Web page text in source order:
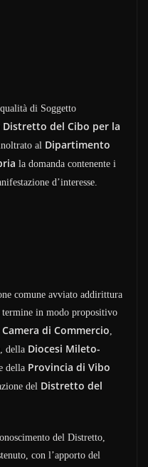
di Soggetto
Distretto del Cibo per la
al Dipartimento
la domanda contenente i
d’interesse.
comune avviato addirittura
termine in modo propositivo
Camera di Commercio,
, della Diocesi Mileto-
della Provincia di Vibo
del Distretto del
del Distretto,
con l’apporto del